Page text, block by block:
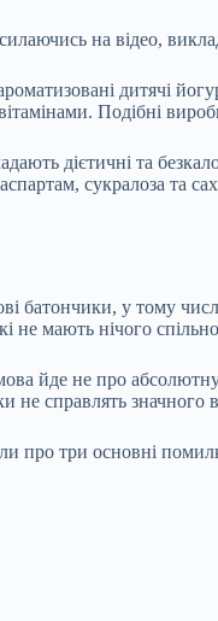
на відео,
дитячі
Подібні
дієтичні та
сукралоза та
батончики, у тому
не мають нічого
йде не про
не справлять
три основні